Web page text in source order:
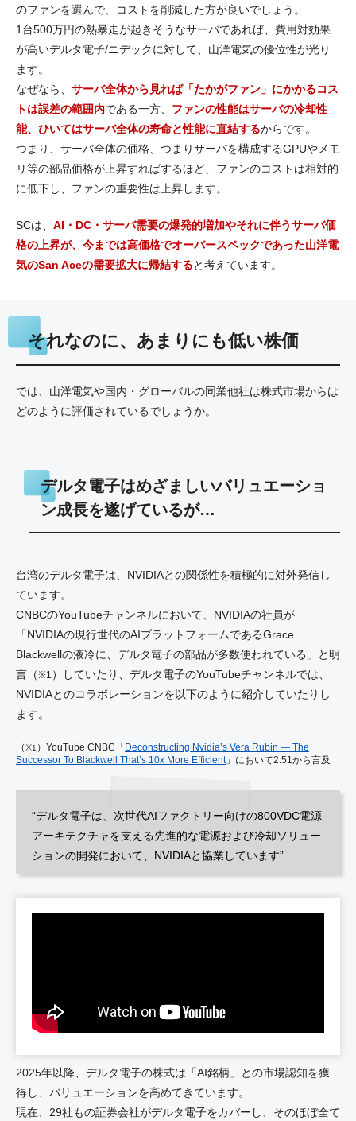
のファンを選んで、コストを削減した方が良いでしょう。
1台500万円の熱暴走が起きそうなサーバであれば、費用対効果
が高いデルタ電子/ニデックに対して、山洋電気の優位性が光り
ます。
なぜなら、 サーバ全体から見れば「たかがファン」にかかるコス
トは誤差の範囲内である一方、 ファンの性能はサーバの冷却性
能、ひいてはサーバ全体の寿命と性能に直結するからです。
つまり、サーバ全体の価格、つまりサーバを構成するGPUやメモ
リ等の部品価格が上昇すればするほど、ファンのコストは相対的
に低下し、ファンの重要性は上昇します。
SCは、 AI・DC・サーバ需要の爆発的増加やそれに伴うサーバ価
格の上昇が、今までは高価格でオーバースペックであった山洋電
気のSan Aceの需要拡大に帰結すると考えています。
それなのに、あまりにも低い株価
では、山洋電気や国内・グローバルの同業他社は株式市場からは
どのように評価されているでしょうか。
デルタ電子はめざましいバリュエーショ
ン成長を遂げているが…
台湾のデルタ電子は、NVIDIAとの関係性を積極的に対外発信し
ています。
CNBCのYouTubeチャンネルにおいて、NVIDIAの社員が
「NVIDIAの現行世代のAIプラットフォームであるGrace
Blackwellの液冷に、デルタ電子の部品が多数使われている」と明
言（※1 ）していたり、デルタ電子のYouTubeチャンネルでは、
NVIDIAとのコラボレーションを以下のように紹介していたりし
ます。
（※1 ）YouTube CNBC「Deconstructing Nvidia’s Vera Rubin — The
Successor To Blackwell That’s 10x More Efficient」において2:51から言及
“デルタ電子は、次世代AIファクトリー向けの800VDC電源
アーキテクチャを支える先進的な電源および冷却ソリュー
ションの開発において、NVIDIAと協業しています”
2025年以降、デルタ電子の株式は「AI銘柄」との市場認知を獲
得し、バリュエーションを高めてきています。
現在、29社もの証券会社がデルタ電子をカバーし、そのほぼ全て